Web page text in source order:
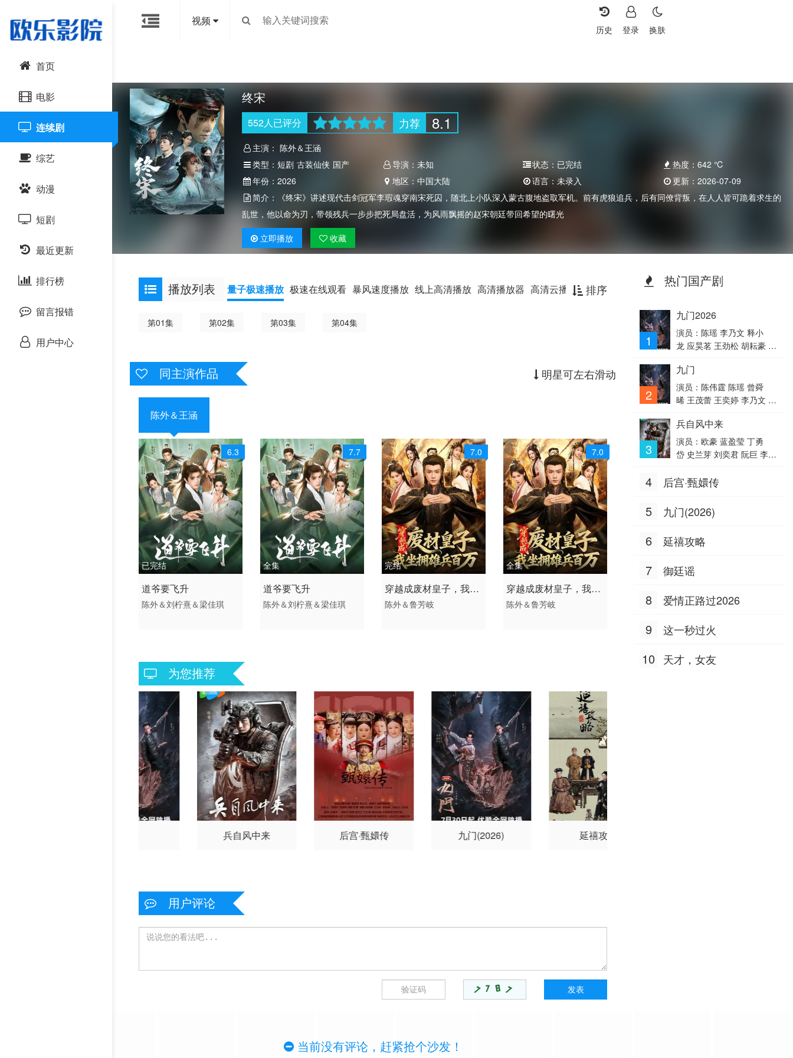
视频
换肤
登录
历史
首页
电影
动作片
喜剧片
爱情片
科幻片
恐怖片
剧情片
战争片
悬疑片
连续剧
综艺
大陆综艺
日韩综艺
港台综艺
欧美综艺
动漫
国产动漫
日韩动漫
欧美动漫
短剧
最近更新
排行榜
留言报错
用户中心
终宋
552人已评分 力荐 8.1
主演： 陈外＆王涵
类型： 短剧 古装仙侠 国产 导演：未知 状态： 已完结 热度： 642 ℃
年份： 2026 地区：中国大陆 语言：未录入 更新： 2026-07-09
简介：
《终宋》讲述现代击剑冠军李瑕魂穿南宋死囚，随北上小队深入蒙古腹地盗取军机。前有虎狼追兵，后有同僚背叛，在人人皆可跪着求生的
乱世，他以命为刃，带领残兵一步步把死局盘活，为风雨飘摇的赵宋朝廷带回希望的曙光
立即播放 收藏
播放列表 排序
量子极速播放 极速在线观看 暴风速度播放 线上高清播放 高清播放器 高清云播放器
第01集 第02集 第03集 第04集
同主演作品 明星可左右滑动
陈外＆王涵
6.3
已完结
2026 / 中国大陆 /
古装仙侠
道爷要飞升
陈外＆刘柠熹＆梁佳琪
7.7
全集
2026 / 中国大陆 /
短剧 古装仙侠 国产
道爷要飞升
陈外＆刘柠熹＆梁佳琪
7.0
完结
2026 / 中国大陆 /
短剧 古装仙侠
穿越成废材皇子，我坐
拥雄兵百万
陈外＆鲁芳岐
7.0
全集
2026 / 中国大陆 /
短剧 古装仙侠 国产
穿越成废材皇子，我坐
拥雄兵百万
陈外＆鲁芳岐
为您推荐
兵自风中来 后宫·甄嬛传 九门(2026) 延禧攻略
用户评论
当前没有评论，赶紧抢个沙发！
热门国产剧
1
九门2026
演员：陈瑶 李乃文 释小
龙 应昊茗 王劲松 胡耘豪 季
晞 王奕婷
2
九门
演员：陈伟霆 陈瑶 曾舜
晞 王茂蕾 王奕婷 李乃文 释
豪 徐正溪 章涛 王祖一 刘
畅 杨钧丞 杨昊博 陈鸿锦 吴
圣麒 林秋楠 扈帷 雷丰瑞
3
兵自风中来
演员：欧豪 蓝盈莹 丁勇
岱 史兰芽 刘奕君 阮巨 李幼
军 杨舒 吴岳阳 张进 陈方
荀 费鲤齐 夏侯镔 徐洪浩 傅
程鹏 谢心
4 后宫·甄嬛传
5 九门(2026)
6 延禧攻略
7 御廷谣
8 爱情正路过2026
9 这一秒过火
10 天才，女友